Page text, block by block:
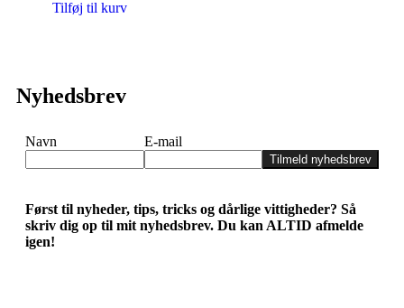
Tilføj til kurv
Nyhedsbrev
Navn E-mail
Tilmeld nyhedsbrev
Først til nyheder, tips, tricks og dårlige vittigheder? Så
skriv dig op til mit nyhedsbrev. Du kan ALTID afmelde
igen!